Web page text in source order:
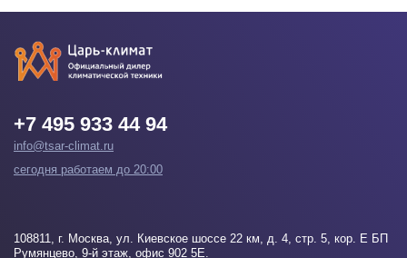
+7 495 933 44 94
info@tsar-climat.ru
сегодня работаем до 20:00
108811, г. Москва, ул. Киевское шоссе 22 км, д. 4, стр. 5, кор. Е БП
Румянцево, 9-й этаж, офис 902 5Е.